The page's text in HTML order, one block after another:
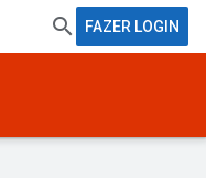
FAZER LOGIN